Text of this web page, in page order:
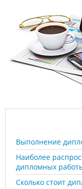
Выполнение
Наиболее
дипломных
Сколько стоит